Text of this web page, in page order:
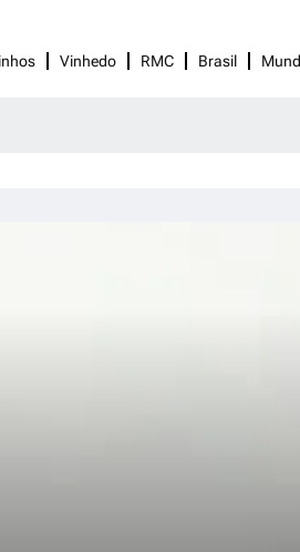
Vinhedo RMC Brasil